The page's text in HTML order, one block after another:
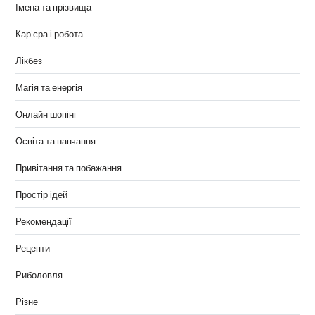
Імена та прізвища
Кар'єра і робота
Лікбез
Магія та енергія
Онлайн шопінг
Освіта та навчання
Привітання та побажання
Простір ідей
Рекомендації
Рецепти
Риболовля
Різне